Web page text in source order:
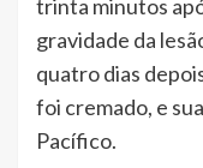
trinta minutos
gravidade da
quatro dias
foi cremado, e
Pacífico.